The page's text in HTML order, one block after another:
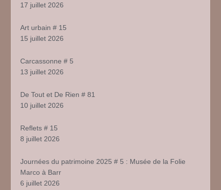
17 juillet 2026
Art urbain # 15
15 juillet 2026
Carcassonne # 5
13 juillet 2026
De Tout et De Rien # 81
10 juillet 2026
Reflets # 15
8 juillet 2026
Journées du patrimoine 2025 # 5 : Musée de la Folie
Marco à Barr
6 juillet 2026